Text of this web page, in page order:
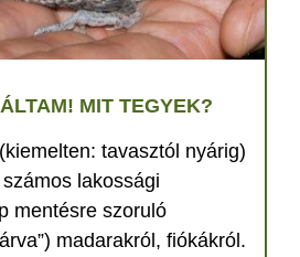
MIT TEGYEK?
tavasztól nyárig)
lakossági
mentésre szoruló
madarakról, fiókákról.